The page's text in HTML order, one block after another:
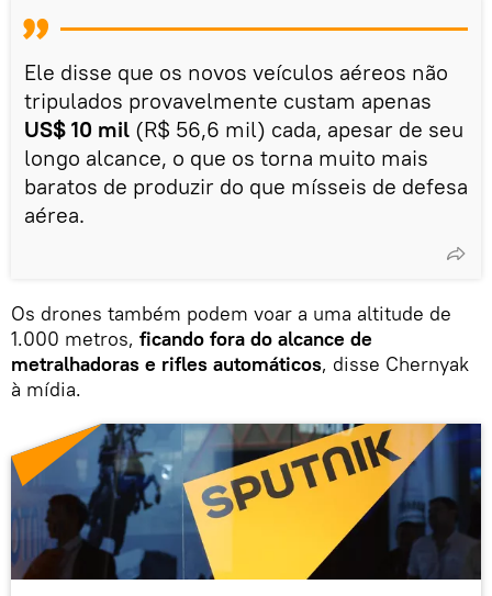
Ele disse que os novos veículos aéreos não
tripulados provavelmente custam apenas
US$ 10 mil (R$ 56,6 mil) cada, apesar de seu
longo alcance, o que os torna muito mais
baratos de produzir do que mísseis de defesa
aérea.
Os drones também podem voar a uma altitude de
1.000 metros, ficando fora do alcance de
metralhadoras e rifles automáticos, disse Chernyak
à mídia.